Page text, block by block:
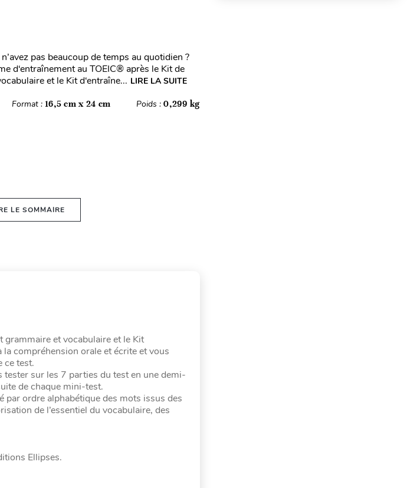
pas beaucoup de temps au quotidien ?
d‘entraînement au TOEIC® après le Kit de
et le Kit d‘entraîne... LIRE LA SUITE
Format : 16,5 cm x 24 cm Poids :0,299 kg
LE SOMMAIRE
grammaire et vocabulaire et le Kit
compréhension orale et écrite et vous
ce test.
sur les 7 parties du test en une demi-
de chaque mini-test.
par ordre alphabétique des mots issus des
de l’essentiel du vocabulaire, des
Ellipses.